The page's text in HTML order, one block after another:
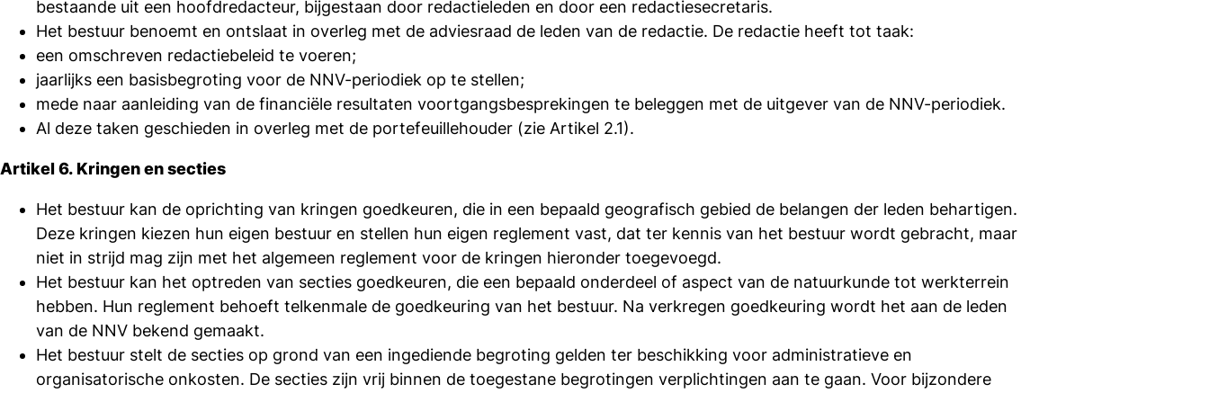
bestaande uit een hoofdredacteur, bijgestaan door redactieleden en door een redactiesecretaris.
Het bestuur benoemt en ontslaat in overleg met de adviesraad de leden van de redactie. De redactie heeft tot taak:
een omschreven redactiebeleid te voeren;
jaarlijks een basisbegroting voor de NNV-periodiek op te stellen;
mede naar aanleiding van de financiële resultaten voortgangsbesprekingen te beleggen met de uitgever van de NNV-periodiek.
Al deze taken geschieden in overleg met de portefeuillehouder (zie Artikel 2.1).
Artikel 6. Kringen en secties
Het bestuur kan de oprichting van kringen goedkeuren, die in een bepaald geografisch gebied de belangen der leden behartigen.
Deze kringen kiezen hun eigen bestuur en stellen hun eigen reglement vast, dat ter kennis van het bestuur wordt gebracht, maar
niet in strijd mag zijn met het algemeen reglement voor de kringen hieronder toegevoegd.
Het bestuur kan het optreden van secties goedkeuren, die een bepaald onderdeel of aspect van de natuurkunde tot werkterrein
hebben. Hun reglement behoeft telkenmale de goedkeuring van het bestuur. Na verkregen goedkeuring wordt het aan de leden
van de NNV bekend gemaakt.
Het bestuur stelt de secties op grond van een ingediende begroting gelden ter beschikking voor administratieve en
organisatorische onkosten. De secties zijn vrij binnen de toegestane begrotingen verplichtingen aan te gaan. Voor bijzondere